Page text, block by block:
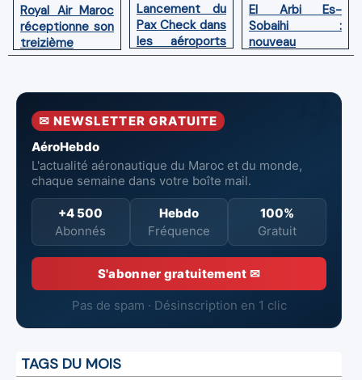
Royal Air Maroc
réceptionne son
treizième
Boeing 787
Lancement du
Pax Check dans
les aéroports
du Maroc
El Arbi Es-
Sobaihi :
nouveau
directeur à la
l’Aéroport
Mohammed V
✉ NEWSLETTER GRATUITE
AéroHebdo
L'actualité aéronautique du Maroc et du monde,
chaque semaine dans votre boîte mail.
+4 500
Abonnés
Hebdo
Fréquence
100%
Gratuit
S'abonner gratuitement ✉
Pas de spam · Désinscription en 1 clic
TAGS DU MOIS